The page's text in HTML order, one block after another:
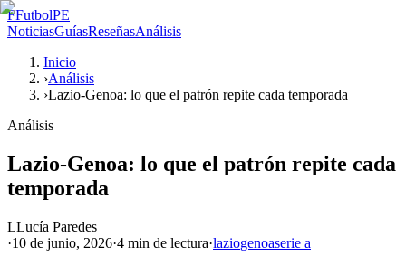
FFutbolPE
NoticiasGuíasReseñasAnálisis
Inicio
›Análisis
›Lazio-Genoa: lo que el patrón repite cada temporada
Análisis
Lazio-Genoa: lo que el patrón repite cada
temporada
LLucía Paredes
·10 de junio, 2026·4 min de lectura·laziogenoaserie a